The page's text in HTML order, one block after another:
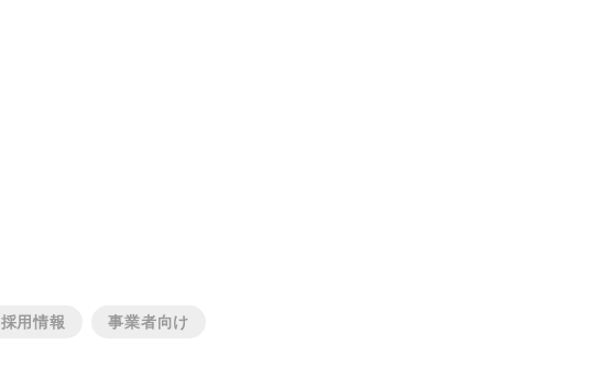
採用情報 事業者向け